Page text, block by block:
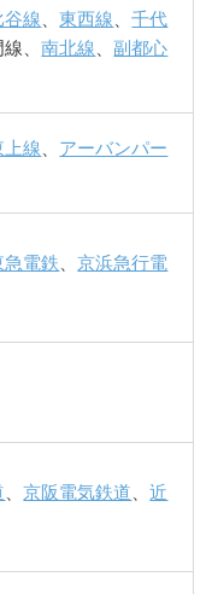
谷線、東西線、千代
線、南北線、副都心
上線、 アーバンパー
急電鉄、京浜急行電
、京阪電気鉄道、近